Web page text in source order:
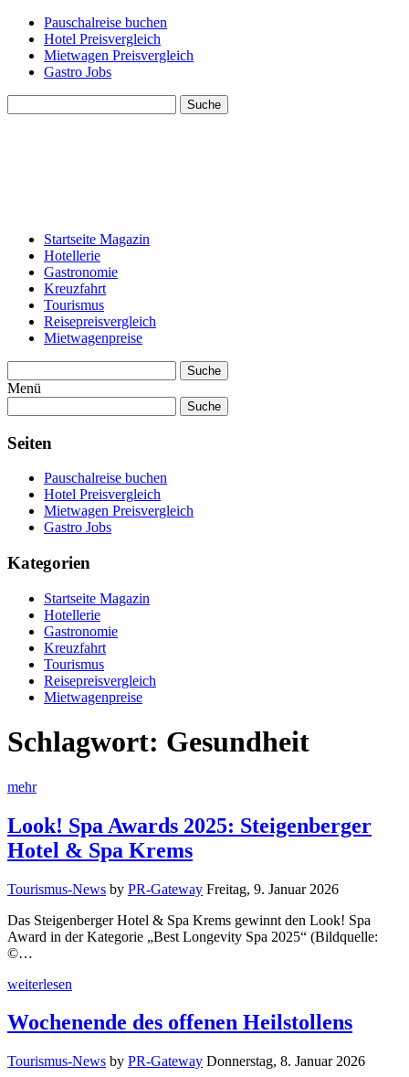
Pauschalreise buchen
Hotel Preisvergleich
Mietwagen Preisvergleich
Gastro Jobs
Suche
Startseite Magazin
Hotellerie
Gastronomie
Kreuzfahrt
Tourismus
Reisepreisvergleich
Mietwagenpreise
Suche
Menü
Suche
Seiten
Pauschalreise buchen
Hotel Preisvergleich
Mietwagen Preisvergleich
Gastro Jobs
Kategorien
Startseite Magazin
Hotellerie
Gastronomie
Kreuzfahrt
Tourismus
Reisepreisvergleich
Mietwagenpreise
Schlagwort: Gesundheit
mehr
Look! Spa Awards 2025: Steigenberger
Hotel & Spa Krems
Tourismus-News by PR-Gateway Freitag, 9. Januar 2026
Das Steigenberger Hotel & Spa Krems gewinnt den Look! Spa
Award in der Kategorie „Best Longevity Spa 2025“ (Bildquelle:
©…
weiterlesen
Wochenende des offenen Heilstollens
Tourismus-News by PR-Gateway Donnerstag, 8. Januar 2026